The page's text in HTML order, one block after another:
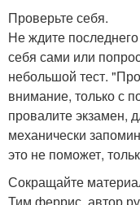
Проверьте себя.
Не ждите
себя сами или
небольшой тест.
внимание, только с
провалите экзамен,
механически
это не поможет,
Сокращайте